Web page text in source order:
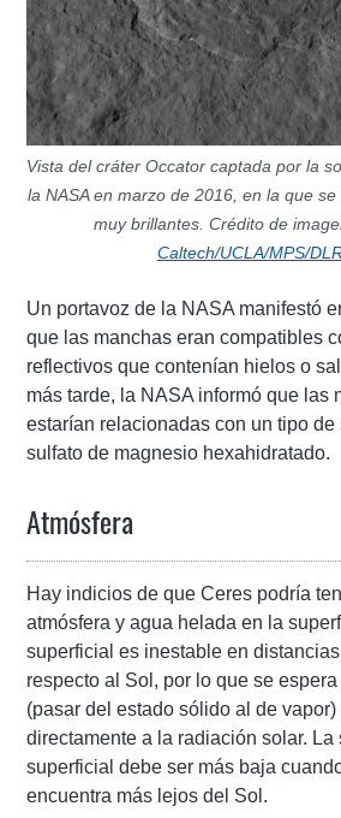
Vista del cráter Occator captada por la
la NASA en marzo de 2016, en la que
muy brillantes. Crédito de
Caltech/UCLA/MPS/
Un portavoz de la NASA manifestó
que las manchas eran compatibles
reflectivos que contenían hielos o
más tarde, la NASA informó que las
estarían relacionadas con un tipo
sulfato de magnesio hexahidratado.
Atmósfera
Hay indicios de que Ceres podría
atmósfera y agua helada en la
superficial es inestable en
respecto al Sol, por lo que se
(pasar del estado sólido al de
directamente a la radiación solar. La
superficial debe ser más baja
encuentra más lejos del Sol.